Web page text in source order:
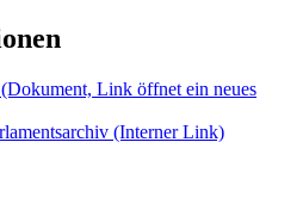
(Dokument, Link öffnet ein neues
(Interner Link)